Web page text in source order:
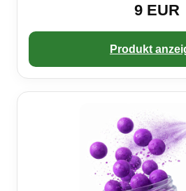
9 EUR
Produkt